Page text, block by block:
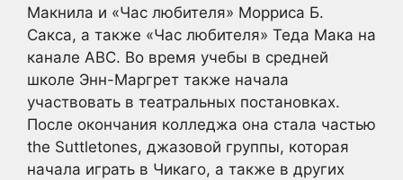
Макнила и «Час любителя» Морриса Б.
Сакса, а также «Час любителя» Теда Мака на
канале ABC. Во время учебы в средней
школе Энн-Маргрет также начала
участвовать в театральных постановках.
После окончания колледжа она стала частью
the Suttletones, джазовой группы, которая
начала играть в Чикаго, а также в других